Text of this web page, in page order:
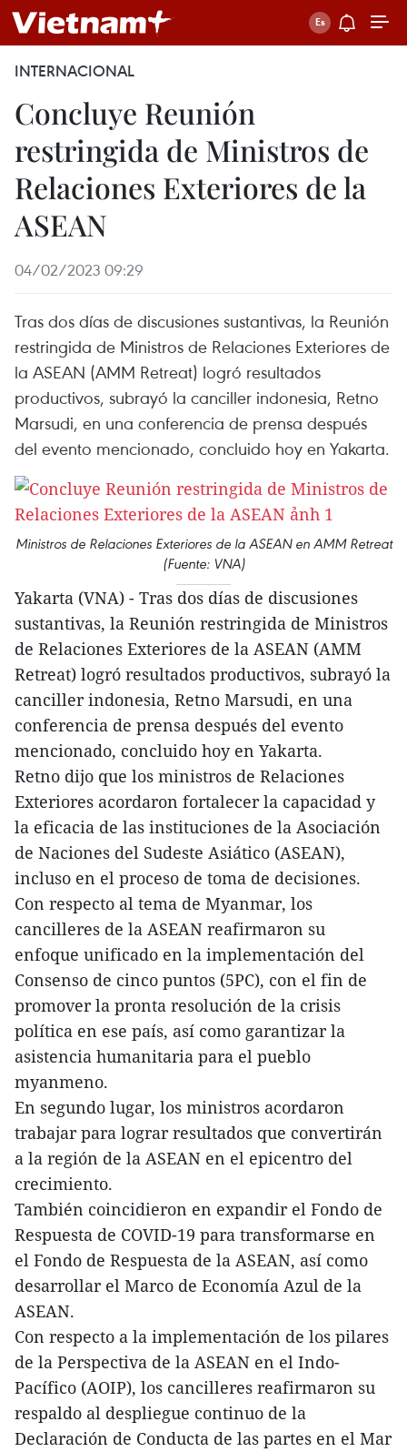
INTERNACIONAL
Concluye Reunión
restringida de Ministros de
Relaciones Exteriores de la
ASEAN
04/02/2023 09:29
Tras dos días de discusiones sustantivas, la Reunión
restringida de Ministros de Relaciones Exteriores de
la ASEAN (AMM Retreat) logró resultados
productivos, subrayó la canciller indonesia, Retno
Marsudi, en una conferencia de prensa después
del evento mencionado, concluido hoy en Yakarta.
Ministros de Relaciones Exteriores de la ASEAN en AMM Retreat
(Fuente: VNA)
Yakarta (VNA) - Tras dos días de discusiones
sustantivas, la Reunión restringida de Ministros
de Relaciones Exteriores de la ASEAN (AMM
Retreat) logró resultados productivos, subrayó la
canciller indonesia, Retno Marsudi, en una
conferencia de prensa después del evento
mencionado, concluido hoy en Yakarta.
Retno dijo que los ministros de Relaciones
Exteriores acordaron fortalecer la capacidad y
la eficacia de las instituciones de la Asociación
de Naciones del Sudeste Asiático (ASEAN),
incluso en el proceso de toma de decisiones.
Con respecto al tema de Myanmar, los
cancilleres de la ASEAN reafirmaron su
enfoque unificado en la implementación del
Consenso de cinco puntos (5PC), con el fin de
promover la pronta resolución de la crisis
política en ese país, así como garantizar la
asistencia humanitaria para el pueblo
myanmeno.
En segundo lugar, los ministros acordaron
trabajar para lograr resultados que convertirán
a la región de la ASEAN en el epicentro del
crecimiento.
También coincidieron en expandir el Fondo de
Respuesta de COVID-19 para transformarse en
el Fondo de Respuesta de la ASEAN, así como
desarrollar el Marco de Economía Azul de la
ASEAN.
Con respecto a la implementación de los pilares
de la Perspectiva de la ASEAN en el Indo-
Pacífico (AOIP), los cancilleres reafirmaron su
respaldo al despliegue continuo de la
Declaración de Conducta de las partes en el Mar